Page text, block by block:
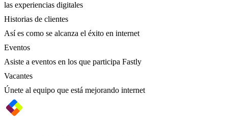
las experiencias digitales
Historias de clientes
Así es como se alcanza el éxito en internet
Eventos
Asiste a eventos en los que participa Fastly
Vacantes
Únete al equipo que está mejorando internet